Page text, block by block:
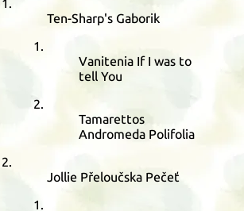
Ten-Sharp's Gaborik
Vanitenia If I was to
tell You
Tamarettos
Andromeda Polifolia
Jollie Přeloučska Pečeť